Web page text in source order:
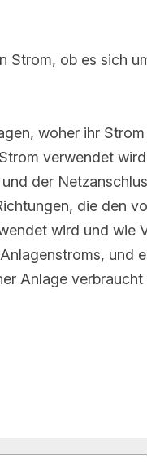
wird. Der
mit einem
der Photovoltaik
ins Internet
zu messen,
Stromnetz getrennt